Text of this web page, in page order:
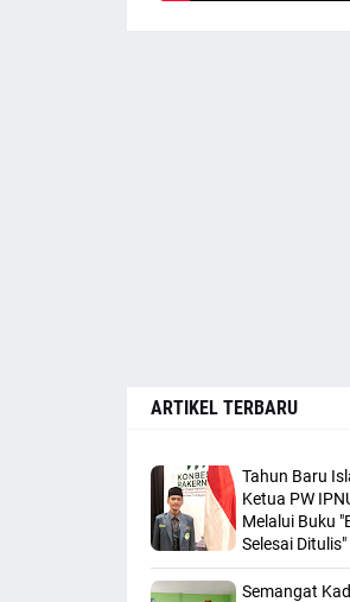
ARTIKEL TERBARU
Tahun Baru
Ketua PW
Melalui Buku
Selesai Ditulis"
Semangat